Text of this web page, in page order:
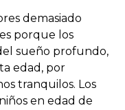
demasiado
porque los
sueño profundo,
edad, por
tranquilos. Los
en edad de